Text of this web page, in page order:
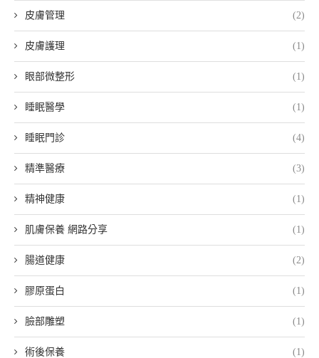
皮膚管理 (2)
皮膚護理 (1)
眼部微整形 (1)
睡眠醫學 (1)
睡眠門診 (4)
精準醫療 (3)
精神健康 (1)
肌膚保養 網路分享 (1)
腸道健康 (2)
膠原蛋白 (1)
臉部雕塑 (1)
術後保養 (1)